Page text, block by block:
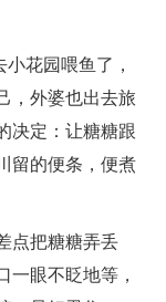
花园喂鱼了，
，外婆也出去旅
决定：让糖糖跟
留的便条，便煮
把糖糖弄丢
一眼不眨地等，